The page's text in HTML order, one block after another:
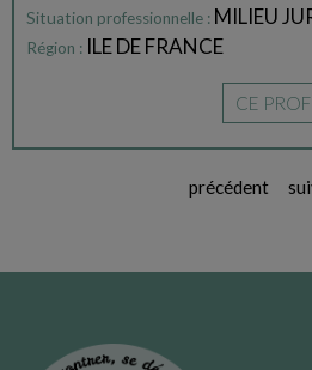
Situation professionnelle : MILIEU
Région : ILE DE FRANCE
CE
précédent